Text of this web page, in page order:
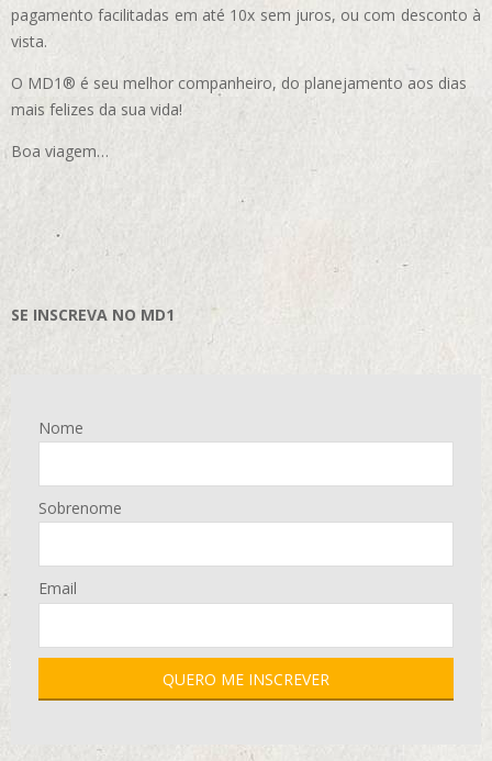
pagamento facilitadas em até 10x sem juros, ou com desconto à
vista.
O MD1® é seu melhor companheiro, do planejamento aos dias
mais felizes da sua vida!
Boa viagem…
SE INSCREVA NO MD1
Nome
Sobrenome
Email